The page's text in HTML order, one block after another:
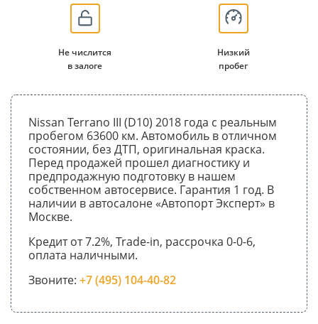
Не числится
в залоге
Низкий
пробег
Nissan Terrano III (D10) 2018 года с реальным
пробегом 63600 км. Автомобиль в отличном
состоянии, без ДТП, оригинальная краска.
Перед продажей прошел диагностику и
предпродажную подготовку в нашем
собственном автосервисе. Гарантия 1 год. В
наличии в автосалоне «Автопорт Эксперт» в
Москве.
Кредит от 7.2%, Trade-in, рассрочка 0-0-6,
оплата наличными.
Звоните: +7 (495) 104-40-82